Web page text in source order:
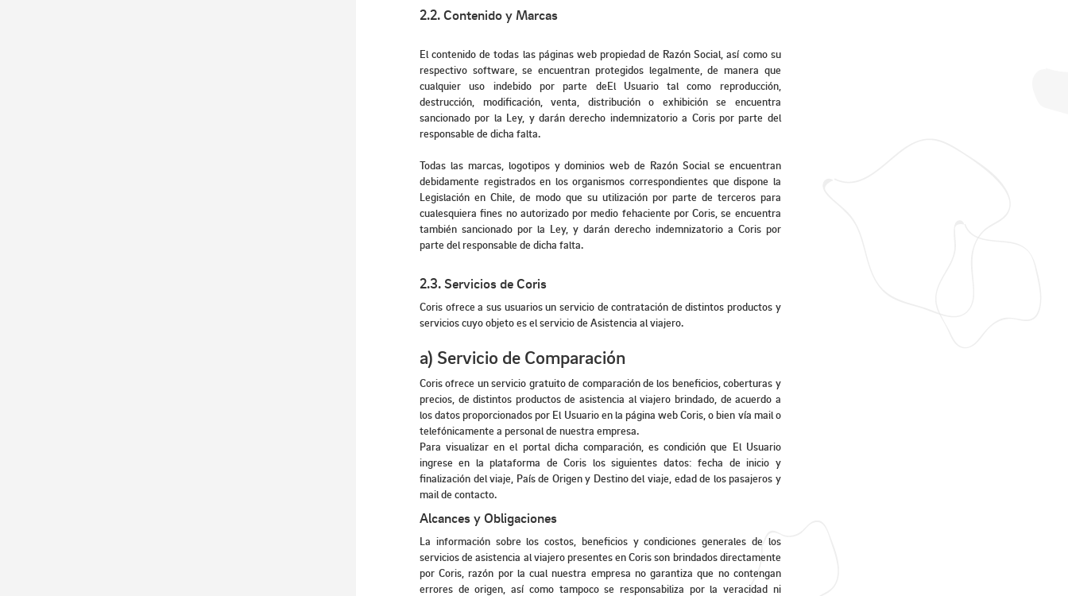
2.2. Contenido y Marcas
El contenido de todas las páginas web propiedad de Razón Social, así como su
respectivo software, se encuentran protegidos legalmente, de manera que
cualquier uso indebido por parte deEl Usuario tal como reproducción,
destrucción, modificación, venta, distribución o exhibición se encuentra
sancionado por la Ley, y darán derecho indemnizatorio a Coris por parte del
responsable de dicha falta.
Todas las marcas, logotipos y dominios web de Razón Social se encuentran
debidamente registrados en los organismos correspondientes que dispone la
Legislación en Chile, de modo que su utilización por parte de terceros para
cualesquiera fines no autorizado por medio fehaciente por Coris, se encuentra
también sancionado por la Ley, y darán derecho indemnizatorio a Coris por
parte del responsable de dicha falta.
2.3. Servicios de Coris
Coris ofrece a sus usuarios un servicio de contratación de distintos productos y
servicios cuyo objeto es el servicio de Asistencia al viajero.
a) Servicio de Comparación
Coris ofrece un servicio gratuito de comparación de los beneficios, coberturas y
precios, de distintos productos de asistencia al viajero brindado, de acuerdo a
los datos proporcionados por El Usuario en la página web Coris, o bien vía mail o
telefónicamente a personal de nuestra empresa.
Para visualizar en el portal dicha comparación, es condición que El Usuario
ingrese en la plataforma de Coris los siguientes datos: fecha de inicio y
finalización del viaje, País de Origen y Destino del viaje, edad de los pasajeros y
mail de contacto.
Alcances y Obligaciones
La información sobre los costos, beneficios y condiciones generales de los
servicios de asistencia al viajero presentes en Coris son brindados directamente
por Coris, razón por la cual nuestra empresa no garantiza que no contengan
errores de origen, así como tampoco se responsabiliza por la veracidad ni